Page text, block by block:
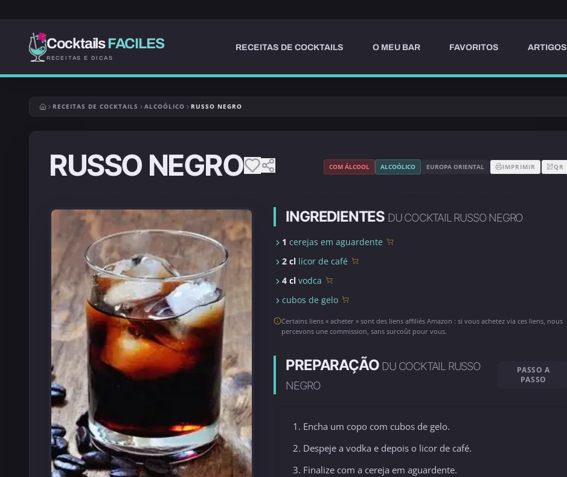
CocktailsFACILES
RECEITAS E DICAS
RECEITAS DE COCKTAILS O MEU BAR FAVORITOS ARTIGOS
RECEITAS DE COCKTAILS ALCOÓLICO RUSSO NEGRO
RUSSO NEGRO COM ÁLCOOL ALCOÓLICO EUROPA ORIENTAL IMPRIMIR QR
INGREDIENTES DU COCKTAIL RUSSO NEGRO
1cerejas em aguardente
2 cl licor de café
4 clvodca
cubos de gelo
Certains liens « acheter » sont des liens affiliés Amazon : si vous achetez via ces liens, nous
percevons une commission, sans surcoût pour vous.
PREPARAÇÃO DU COCKTAIL RUSSO
NEGRO
PASSO A
PASSO
Encha um copo com cubos de gelo.
Despeje a vodka e depois o licor de café.
Finalize com a cereja em aguardente.